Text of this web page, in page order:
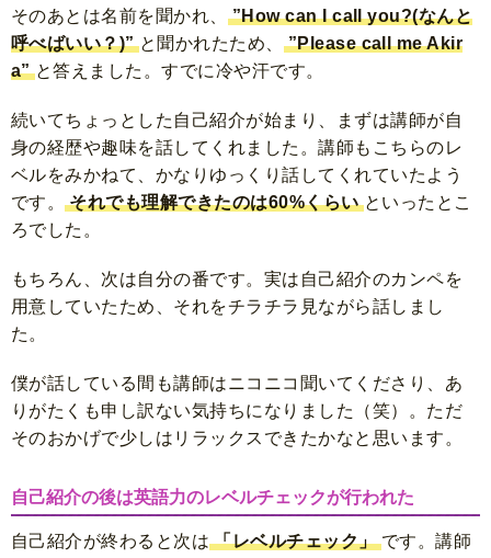
そのあとは名前を聞かれ、
”How can I call you?(なんと
呼べばいい？)” と聞かれたため、
”Please call me Akir
a” と答えました。すでに冷や汗です。
続いてちょっとした自己紹介が始まり、まずは講師が自
身の経歴や趣味を話してくれました。講師もこちらのレ
ベルをみかねて、かなりゆっくり話してくれていたよう
です。 それでも理解できたのは60%くらい といったとこ
ろでした。
もちろん、次は自分の番です。実は 自己紹介のカンペを
用意していた ため、それをチラチラ見ながら話しまし
た。
僕が話している間も講師はニコニコ聞いてくださり、あ
りがたくも申し訳ない気持ちになりました（笑）。ただ
そのおかげで少しはリラックスできたかなと思います。
自己紹介の後は英語力のレベルチェックが行われた
自己紹介が終わると次は 「レベルチェック」 です。講師